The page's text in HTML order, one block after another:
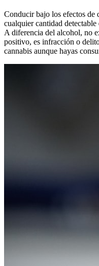
Conducir bajo los efectos de
cualquier cantidad
A diferencia del alcohol, no
positivo, es infracción o
cannabis aunque hayas